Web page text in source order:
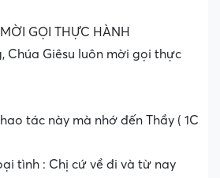
GỌI THỰC HÀNH
Chúa Giêsu luôn mời gọi thực
tác này mà nhớ đến Thầy ( 1C
tình : Chị cứ về đi và từ nay